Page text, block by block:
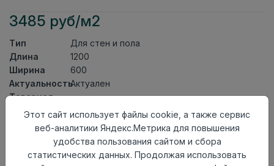
3485 руб/м2
Тип
Для стен и пола
Длина
1200
Ширина
600
АктуальностьАктуален
Товарная
группа
Толщина
грит гранула
происхождения
Индия
Этот сайт использует файлы cookie, а также сервис
веб-аналитики Яндекс.Метрика для повышения
удобства пользования сайтом и сбора
статистических данных. Продолжая использовать